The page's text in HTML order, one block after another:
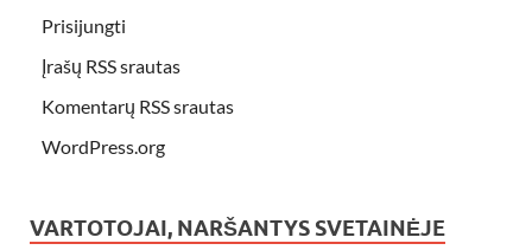
Prisijungti
Įrašų RSS srautas
Komentarų RSS srautas
WordPress.org
VARTOTOJAI, NARŠANTYS SVETAINĖJE